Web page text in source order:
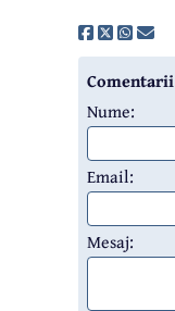
Comentarii
Nume:
Email:
Mesaj: